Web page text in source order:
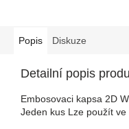
Popis Diskuze
Detailní popis
Embosovaci kapsa 2D
Jeden kus Lze použít